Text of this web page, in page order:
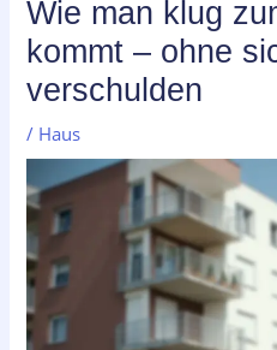
Wie man klug
kommt – ohne
verschulden
/ Haus